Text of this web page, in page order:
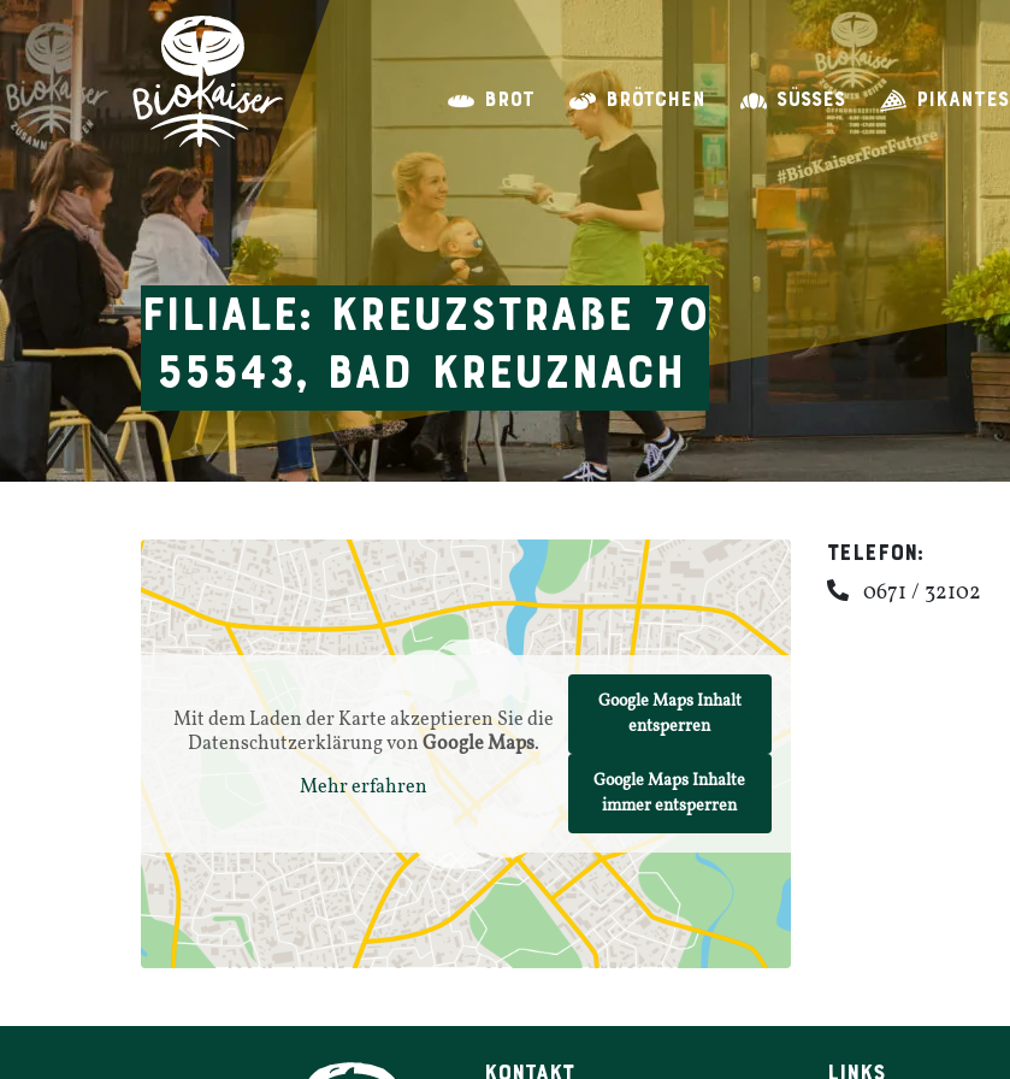
BROT BRÖTCHEN SÜSSES PIKANTES
Filiale: Kreuzstraße 70
55543, Bad Kreuznach
Mit dem Laden der Karte akzep­tieren Sie die
Daten­schutz­er­klärung vonGoogle Maps.
Mehr erfahren
Google Maps Inhalt
entsperren
Google Maps Inhalte
immer entsperren
Telefon:
0671 / 32102
KONTAKT LINKS